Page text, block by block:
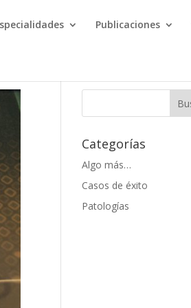
Publicaciones
Categorías
Algo más…
Casos de éxito
Patologías